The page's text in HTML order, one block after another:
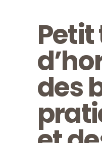
des